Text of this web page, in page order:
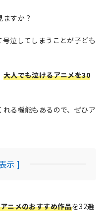
ますか？
泣してしまうことが子ども
大人でも泣けるアニメを30
る機能もあるので、ぜひア
示 ]
ニメのおすすめ作品を32選